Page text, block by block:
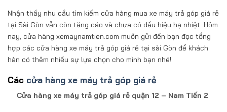
Nhận thấy nhu cầu tìm kiếm cửa hàng mua xe máy trả góp giá rẻ
tại Sài Gòn vẫn còn tăng cáo và chưa có dấu hiệu hạ nhiệt. Hôm
nay, cửa hàng xemaynamtien.com muốn gửi đến bạn đọc tổng
hợp các cửa hàng xe máy trả góp giá rẻ tại sài Gòn để khách
hàn có thêm nhiều sự lựa chọn cho mình bạn nhé!
Các cửa hàng xe máy trả góp giá rẻ
Cửa hàng xe máy trả góp giá rẻ quận 12 – Nam Tiến 2